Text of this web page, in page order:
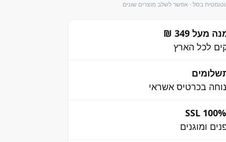
בסל · אפשר לשלב מוצרים שונים
349 ₪
בכרטיס אשראי
ומוגנים